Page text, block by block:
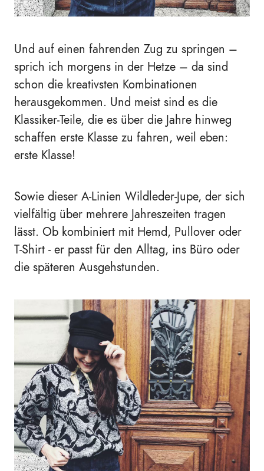
Und auf einen fahrenden Zug zu springen –
sprich ich morgens in der Hetze – da sind
schon die kreativsten Kombinationen
herausgekommen. Und meist sind es die
Klassiker-Teile, die es über die Jahre hinweg
schaffen erste Klasse zu fahren, weil eben:
erste Klasse!
Sowie dieser A-Linien Wildleder-Jupe, der sich
vielfältig über mehrere Jahreszeiten tragen
lässt. Ob kombiniert mit Hemd, Pullover oder
T-Shirt - er passt für den Alltag, ins Büro oder
die späteren Ausgehstunden.